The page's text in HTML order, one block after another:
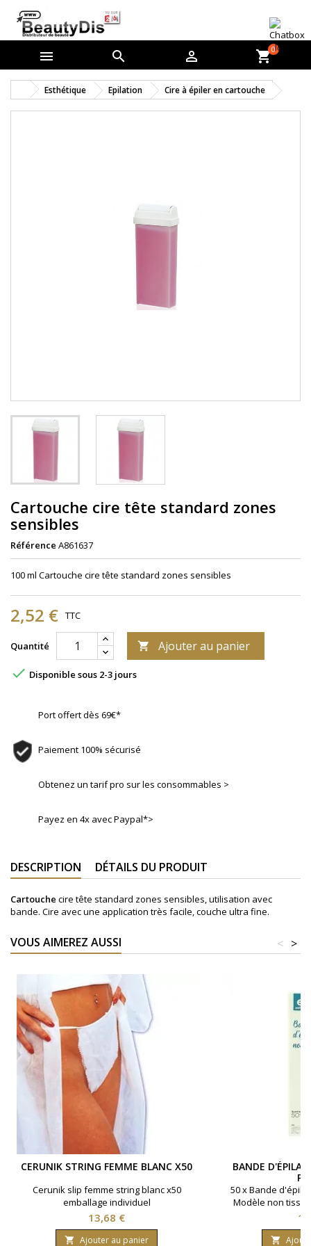
   shopping_cart0
Esthétique Epilation Cire à épiler en cartouche
Cartouche cire tête standard zones
sensibles
Référence A861637
100 ml Cartouche cire tête standard zones sensibles
2,52 € TTC
Quantité  Ajouter au panier
 Disponible sous 2-3 jours
Port offert dès 69€*
Paiement 100% sécurisé
Obtenez un tarif pro sur les consommables >
Payez en 4x avec Paypal*>
DESCRIPTION DÉTAILS DU PRODUIT
Cartouche cire tête standard zones sensibles, utilisation avec
bande. Cire avec une application très facile, couche ultra fine.
VOUS AIMEREZ AUSSI >
<
CERUNIK STRING FEMME BLANC X50
Cerunik slip femme string blanc x50
emballage individuel
Prix
13,68 €
 Ajouter au panier
BANDE
50 x Bande
Modèle non
institut
